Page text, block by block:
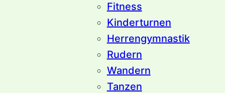
Fitness
Kinderturnen
Herrengymnastik
Rudern
Wandern
Tanzen